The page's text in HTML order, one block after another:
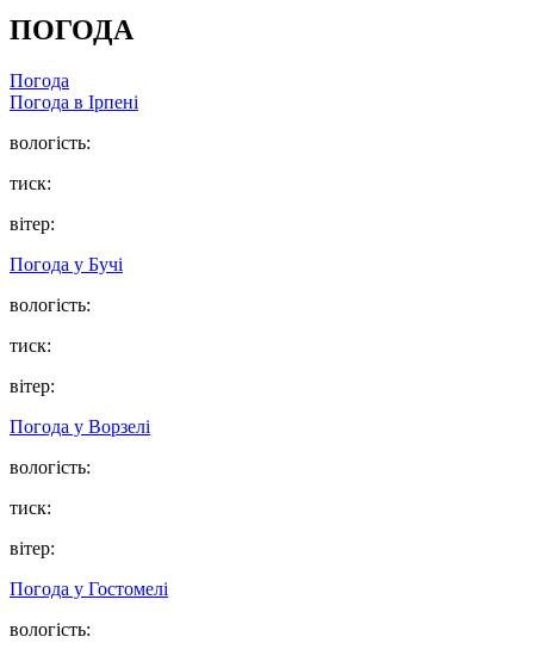
ПОГОДА
Погода
Погода в Ірпені
вологість:
тиск:
вітер:
Погода у Бучі
вологість:
тиск:
вітер:
Погода у Ворзелі
вологість:
тиск:
вітер:
Погода у Гостомелі
вологість: